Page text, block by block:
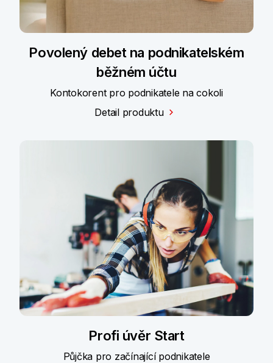
Povolený debet na podnikatelském
běžném účtu
Kontokorent pro podnikatele na cokoli
Detail produktu
Profi úvěr Start
Půjčka pro začínající podnikatele